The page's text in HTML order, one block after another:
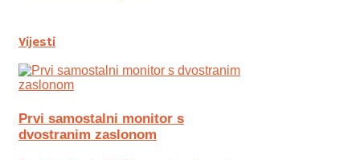
Vijesti
Prvi samostalni monitor s
dvostranim zaslonom